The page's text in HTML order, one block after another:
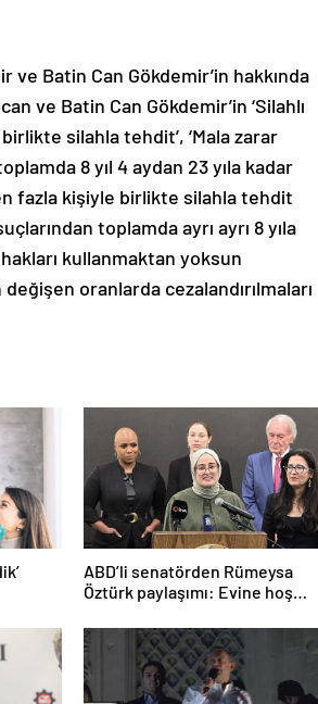
Batin Can Gökdemir’in hakkında
ve Batin Can Gökdemir’in ‘Silahlı
silahla tehdit’, ‘Mala zarar
8 yıl 4 aydan 23 yıla kadar
fazla kişiyle birlikte silahla tehdit
toplamda ayrı ayrı 8 yıla
kullanmaktan yoksun
oranlarda cezalandırılmaları
ABD’li senatörden Rümeysa
Öztürk paylaşımı: Evine hoş